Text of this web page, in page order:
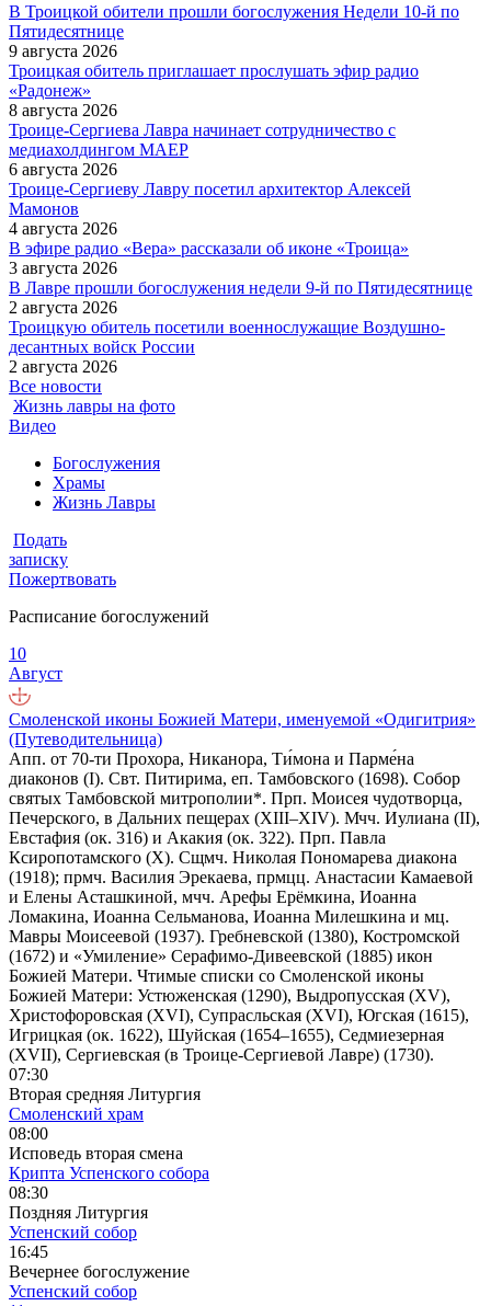
В Троицкой обители прошли богослужения Недели 10-й по
Пятидесятнице
9 августа 2026
Троицкая обитель приглашает прослушать эфир радио
«Радонеж»
8 августа 2026
Троице-Сергиева Лавра начинает сотрудничество с
медиахолдингом МАЕР
6 августа 2026
Троице-Сергиеву Лавру посетил архитектор Алексей
Мамонов
4 августа 2026
В эфире радио «Вера» рассказали об иконе «Троица»
3 августа 2026
В Лавре прошли богослужения недели 9-й по Пятидесятнице
2 августа 2026
Троицкую обитель посетили военнослужащие Воздушно-
десантных войск России
2 августа 2026
Все новости
Жизнь лавры на фото
Видео
Богослужения
Храмы
Жизнь Лавры
Подать
записку
Пожертвовать
Расписание богослужений
10
Август
Смоленской иконы Божией Матери, именуемой «Одигитрия»
(Путеводительница)
Апп. от 70-ти Прохора, Никанора, Ти́мона и Парме́на
диаконов (I). Свт. Питирима, еп. Тамбовского (1698). Собор
святых Тамбовской митрополии*. Прп. Моисея чудотворца,
Печерского, в Дальних пещерах (XIII–XIV). Мчч. Иулиана (II),
Евстафия (ок. 316) и Акакия (ок. 322). Прп. Павла
Ксиропотамского (X). Сщмч. Николая Пономарева диакона
(1918); прмч. Василия Эрекаева, прмцц. Анастасии Камаевой
и Елены Асташкиной, мчч. Арефы Ерёмкина, Иоанна
Ломакина, Иоанна Сельманова, Иоанна Милешкина и мц.
Мавры Моисеевой (1937). Гребневской (1380), Костромской
(1672) и «Умиление» Серафимо-Дивеевской (1885) икон
Божией Матери. Чтимые списки со Смоленской иконы
Божией Матери: Устюженская (1290), Выдропусская (XV),
Христофоровская (XVI), Супрасльская (XVI), Югская (1615),
Игрицкая (ок. 1622), Шуйская (1654–1655), Седмиезерная
(XVII), Сергиевская (в Троице-Сергиевой Лавре) (1730).
07:30
Вторая средняя Литургия
Смоленский храм
08:00
Исповедь вторая смена
Крипта Успенского собора
08:30
Поздняя Литургия
Успенский собор
16:45
Вечернее богослужение
Успенский собор